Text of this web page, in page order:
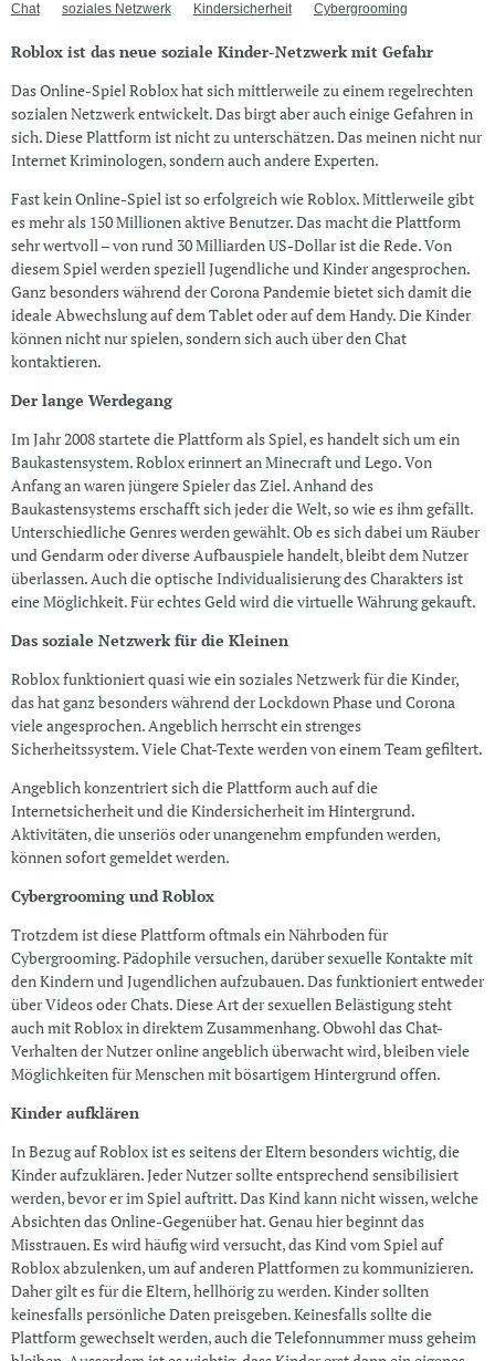
Chat
soziales Netzwerk Kindersicherheit Cybergrooming
Roblox ist das neue soziale Kinder-Netzwerk mit Gefahr
Das Online-Spiel Roblox hat sich mittlerweile zu einem regelrechten
sozialen Netzwerk entwickelt. Das birgt aber auch einige Gefahren in
sich. Diese Plattform ist nicht zu unterschätzen. Das meinen nicht nur
Internet Kriminologen, sondern auch andere Experten.
Fast kein Online-Spiel ist so erfolgreich wie Roblox. Mittlerweile gibt
es mehr als 150 Millionen aktive Benutzer. Das macht die Plattform
sehr wertvoll – von rund 30 Milliarden US-Dollar ist die Rede. Von
diesem Spiel werden speziell Jugendliche und Kinder angesprochen.
Ganz besonders während der Corona Pandemie bietet sich damit die
ideale Abwechslung auf dem Tablet oder auf dem Handy. Die Kinder
können nicht nur spielen, sondern sich auch über den Chat
kontaktieren.
Der lange Werdegang
Im Jahr 2008 startete die Plattform als Spiel, es handelt sich um ein
Baukastensystem. Roblox erinnert an Minecraft und Lego. Von
Anfang an waren jüngere Spieler das Ziel. Anhand des
Baukastensystems erschafft sich jeder die Welt, so wie es ihm gefällt.
Unterschiedliche Genres werden gewählt. Ob es sich dabei um Räuber
und Gendarm oder diverse Aufbauspiele handelt, bleibt dem Nutzer
überlassen. Auch die optische Individualisierung des Charakters ist
eine Möglichkeit. Für echtes Geld wird die virtuelle Währung gekauft.
Das soziale Netzwerk für die Kleinen
Roblox funktioniert quasi wie ein soziales Netzwerk für die Kinder,
das hat ganz besonders während der Lockdown Phase und Corona
viele angesprochen. Angeblich herrscht ein strenges
Sicherheitssystem. Viele Chat-Texte werden von einem Team gefiltert.
Angeblich konzentriert sich die Plattform auch auf die
Internetsicherheit und die Kindersicherheit im Hintergrund.
Aktivitäten, die unseriös oder unangenehm empfunden werden,
können sofort gemeldet werden.
Cybergrooming und Roblox
Trotzdem ist diese Plattform oftmals ein Nährboden für
Cybergrooming. Pädophile versuchen, darüber sexuelle Kontakte mit
den Kindern und Jugendlichen aufzubauen. Das funktioniert entweder
über Videos oder Chats. Diese Art der sexuellen Belästigung steht
auch mit Roblox in direktem Zusammenhang. Obwohl das Chat-
Verhalten der Nutzer online angeblich überwacht wird, bleiben viele
Möglichkeiten für Menschen mit bösartigem Hintergrund offen.
Kinder aufklären
In Bezug auf Roblox ist es seitens der Eltern besonders wichtig, die
Kinder aufzuklären. Jeder Nutzer sollte entsprechend sensibilisiert
werden, bevor er im Spiel auftritt. Das Kind kann nicht wissen, welche
Absichten das Online-Gegenüber hat. Genau hier beginnt das
Misstrauen. Es wird häufig wird versucht, das Kind vom Spiel auf
Roblox abzulenken, um auf anderen Plattformen zu kommunizieren.
Daher gilt es für die Eltern, hellhörig zu werden. Kinder sollten
keinesfalls persönliche Daten preisgeben. Keinesfalls sollte die
Plattform gewechselt werden, auch die Telefonnummer muss geheim